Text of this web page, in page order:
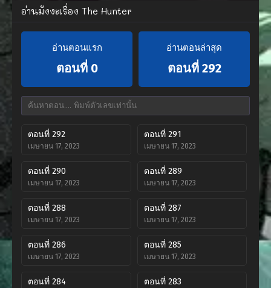
อ่านมังงะเรื่อง The Hunter
อ่านตอนแรก
ตอนที่ 0
อ่านตอนล่าสุด
ตอนที่ 292
ตอนที่ 292
เมษายน 17, 2023
ตอนที่ 291
เมษายน 17, 2023
ตอนที่ 290
เมษายน 17, 2023
ตอนที่ 289
เมษายน 17, 2023
ตอนที่ 288
เมษายน 17, 2023
ตอนที่ 287
เมษายน 17, 2023
ตอนที่ 286
เมษายน 17, 2023
ตอนที่ 285
เมษายน 17, 2023
ตอนที่ 284 ตอนที่ 283